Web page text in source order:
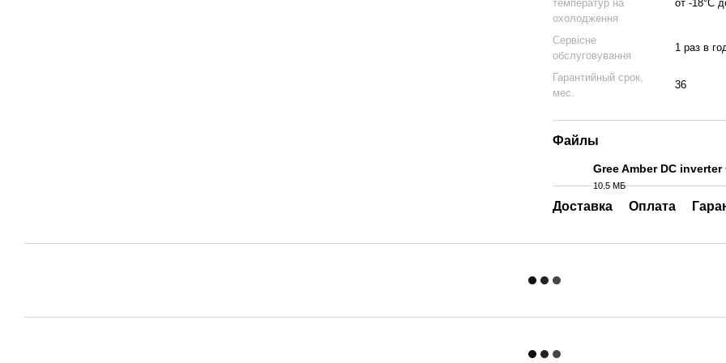
температур на
охолодження
от -18°C
Сервісне
обслуговування
1 раз в
Гарантийный срок,
мес.
36
Файлы
Gree Amber DC inverter
10.5 МБ
Доставка Оплата